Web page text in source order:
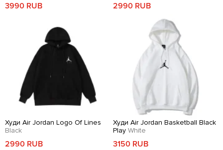
3990 RUB 2990 RUB
Худи Air Jordan Logo Of Lines
Black
2990 RUB
Худи Air Jordan Basketball Black
Play White
3150 RUB